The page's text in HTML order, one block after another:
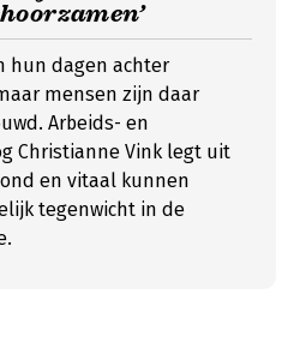
hun dagen achter
mensen zijn daar
Arbeids- en
Christianne Vink legt uit
en vitaal kunnen
tegenwicht in de